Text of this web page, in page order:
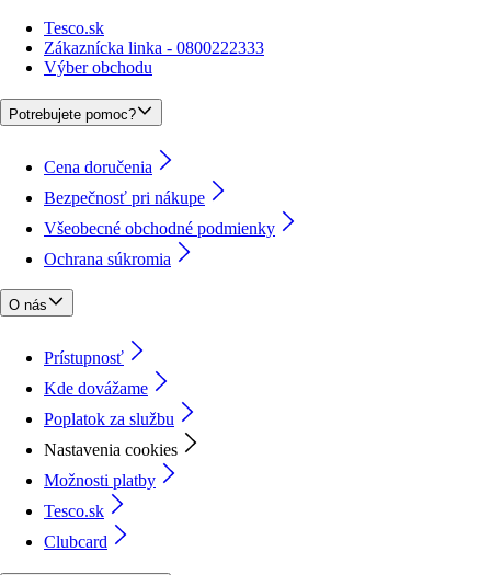
Tesco.sk
Zákaznícka linka - 0800222333
Výber obchodu
Potrebujete pomoc?
Cena doručenia
Bezpečnosť pri nákupe
Všeobecné obchodné podmienky
Ochrana súkromia
O nás
Prístupnosť
Kde dovážame
Poplatok za službu
Nastavenia cookies
Možnosti platby
Tesco.sk
Clubcard